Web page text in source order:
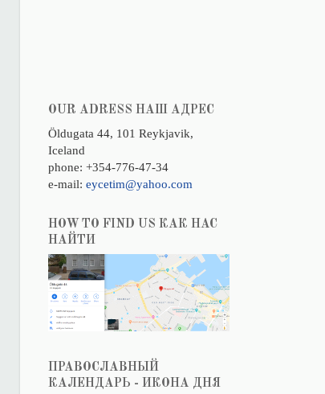
OUR ADRESS НАШ АДРЕС
Öldugata 44, 101 Reykjavik,
Iceland
phone: +354-776-47-34
e-mail: eycetim@yahoo.com
HOW TO FIND US КАК НАС
НАЙТИ
ПРАВОСЛАВНЫЙ
КАЛЕНДАРЬ - ИКОНА ДНЯ